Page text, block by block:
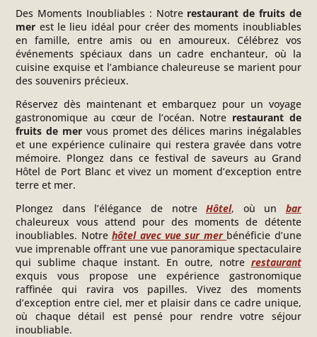
Des Moments Inoubliables : Notre restaurant de fruits de
mer est le lieu idéal pour créer des moments inoubliables
en famille, entre amis ou en amoureux. Célébrez vos
événements spéciaux dans un cadre enchanteur, où la
cuisine exquise et l’ambiance chaleureuse se marient pour
des souvenirs précieux.
Réservez dès maintenant et embarquez pour un voyage
gastronomique au cœur de l’océan. Notre restaurant de
fruits de mervous promet des délices marins inégalables
et une expérience culinaire qui restera gravée dans votre
mémoire. Plongez dans ce festival de saveurs au Grand
Hôtel de Port Blanc et vivez un moment d’exception entre
terre et mer.
Plongez dans l’élégance de notreHôtel, où un bar
chaleureux vous attend pour des moments de détente
inoubliables. Notrehôtel avec vue sur mer bénéficie d’une
vue imprenable offrant une vue panoramique spectaculaire
qui sublime chaque instant. En outre, notre restaurant
exquis vous propose une expérience gastronomique
raffinée qui ravira vos papilles. Vivez des moments
d’exception entre ciel, mer et plaisir dans ce cadre unique,
où chaque détail est pensé pour rendre votre séjour
inoubliable.